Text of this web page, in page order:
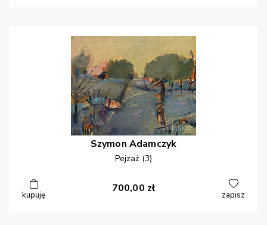
Szymon Adamczyk
Pejzaż (3)
kupuję
700,00 zł
zapisz